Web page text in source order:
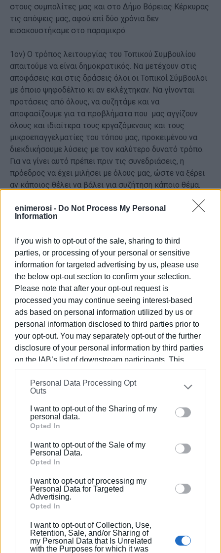
enimerosi - Do Not Process My Personal
Information
If you wish to opt-out of the sale, sharing to third
parties, or processing of your personal or sensitive
information for targeted advertising by us, please use
the below opt-out section to confirm your selection.
Please note that after your opt-out request is
processed you may continue seeing interest-based
ads based on personal information utilized by us or
personal information disclosed to third parties prior to
your opt-out. You may separately opt-out of the further
disclosure of your personal information by third parties
on the IAB’s list of downstream participants. This
information may also be disclosed by us to third parties
on theIAB’s List of Downstream Participants
that may
further disclose it to other third parties.
Please note that this website/app uses one or more
Google services and may gather and store information
behaviour. You may click to grant or deny consent to
Google and its third-party tags to use your data for
section.
Personal Data Processing Opt
Outs
I want to opt-out of the Sharing of my
personal data.
Opted In
I want to opt-out of the Sale of my
Personal Data.
Opted In
I want to opt-out of processing my
Personal Data for Targeted
Advertising.
Opted In
I want to opt-out of Collection, Use,
Retention, Sale, and/or Sharing of
my Personal Data that Is Unrelated
with the Purposes for which it was
στους συμπολίτες μας και στο Δήμο Βόρειας Κέρκυρας
τις απόψεις μας, αφού επί δύο χρόνια δεν
εισακουστήκαμε στο παραμικρό.
1ον) Ο τρόπος λειτουργίας του Τοπικού Συμβουλίου
απαιτούμε να είναι δημοκρατικός. Να μετέχουν στις
αποφάσεις και στις δράσεις όλοι οι Τοπικοί Σύμβουλοι
με όποιο ψηφοδέλτιο κι αν εκλέχτηκαν. Να γίνονται
προτάσεις από όλους, να συζητάμε και να
αποφασίζουμε για τα προβλήματα που μας αγγίζουν
όλους και ιδιαίτερα τους εργαζόμενους και τους
μικροεπαγγελματίες του τόπου μας, προκειμένου να
διεκδικήσουμε λύσεις με τον καλύτερο δυνατό τρόπο.
Για να γίνει αυτό πρέπει πριν τις συνεδριάσεις, η
πρόεδρος να έχει μιλήσει με όλους μας, ώστε να ξέρει
αν κάποιος θέλει να βάλει για συζήτηση κάποιο θέμα.
θέματα της ημερησίας διάταξης και να δίνονται οι
εισηγήσεις και οι προτάσεις γραπτές (τουλάχιστον μια
να τις συζητήσουμε με τους συμπολίτες μας.
2ον) Η συνεδρίαση του Τοπικού Συμβουλίου πρέπει να
είναι ανοιχτή στο κοινό και να τηρούνται πλήρη
πρακτικά. Να απαιτήσουμε από το Δήμο να μας ορίσει
υπάλληλο για τα πρακτικά και αξιοπρεπή χώρο για τις
συνεδριάσεις μας. Έχει ευθύνη και η Δημοτική αρχή για
αυτό το χάλι, αλλά το εκμεταλλεύεται και η πρόεδρος!
Η συζήτηση να είναι ουσιαστική, πως θα διεκδικούμε
λύσεις στα ζητήματα της περιοχής, όλοι μαζί από τις
αρμόδιες υπηρεσίες, όταν και όπως χρειαστεί. Στα
θέλει, μετά από τους Τοπικούς Συμβούλους. Να
Δήμο, όπως έγιναν οι τοποθετήσεις των Συμβούλων,
αφού τα διαβάσουν και τα υπογράψουν όλα τα μέλη του
3ον) Να δημοσιοποιούμε τις αποφάσεις μας στους
αιτημάτων μας. Σε ποιους απευθυνθήκαμε, πού κολλάει
το αίτημά μας κι αν χρειαστεί θα πηγαίνουμε και στο
Δημοτικό Συμβούλιο, μαζί με τους χωριανούς για να
Οι τοπικοί σύμβουλοι: